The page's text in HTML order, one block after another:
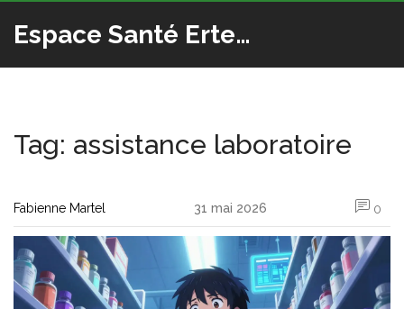
Espace Santé Ertedis
Tag: assistance laboratoire
Fabienne Martel 31 mai 2026 0